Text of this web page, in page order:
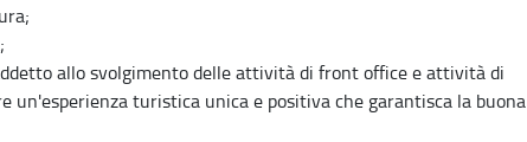
allo svolgimento delle attività di front office e attività di
un'esperienza turistica unica e positiva che garantisca la buona